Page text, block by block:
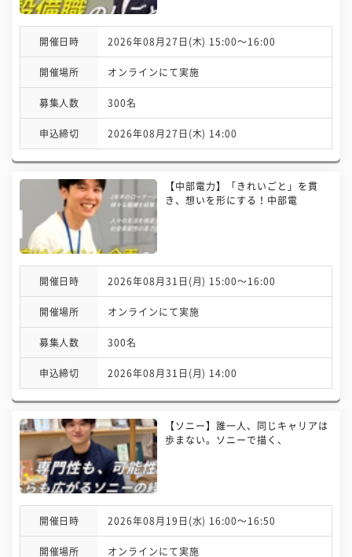
開催日時 2026年08月27日(木) 15:00〜16:00
開催場所 オンラインにて実施
募集人数 300名
申込締切 2026年08月27日(木) 14:00
【中部電力】「きれいごと」を貫
き、想いを形にする！中部電
開催日時 2026年08月31日(月) 15:00〜16:00
開催場所 オンラインにて実施
募集人数 300名
申込締切 2026年08月31日(月) 14:00
【ソニー】誰一人、同じキャリアは
歩まない。ソニーで描く、
開催日時 2026年08月19日(水) 16:00〜16:50
開催場所 オンラインにて実施